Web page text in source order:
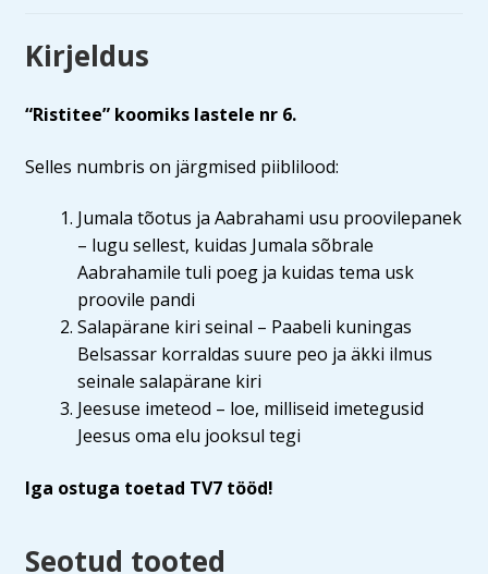
Kirjeldus
“Ristitee” koomiks lastele nr 6.
Selles numbris on järgmised piiblilood:
Jumala tõotus ja Aabrahami usu proovilepanek
– lugu sellest, kuidas Jumala sõbrale
Aabrahamile tuli poeg ja kuidas tema usk
proovile pandi
Salapärane kiri seinal – Paabeli kuningas
Belsassar korraldas suure peo ja äkki ilmus
seinale salapärane kiri
Jeesuse imeteod – loe, milliseid imetegusid
Jeesus oma elu jooksul tegi
Iga ostuga toetad TV7 tööd!
Seotud tooted